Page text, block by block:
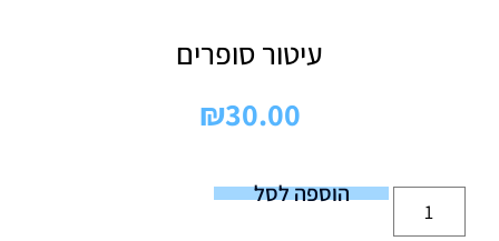
עיטור סופרים
₪30.00
הוספה לסל